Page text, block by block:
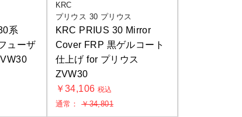
系
ューザ
KRC
プリウス 30 プリウス
KRC PRIUS 30 Mirror
Cover FRP 黒ゲルコート
仕上げ for プリウス
ZVW30
￥34,106 税込
通常：￥34,801